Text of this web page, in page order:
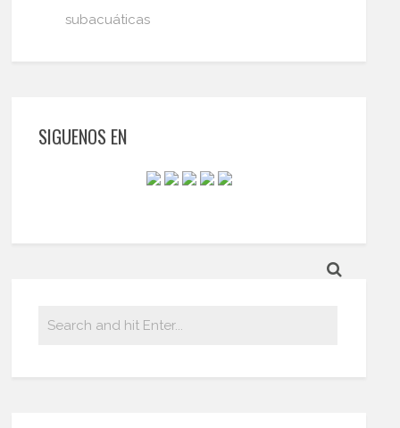
subacuáticas
SIGUENOS EN